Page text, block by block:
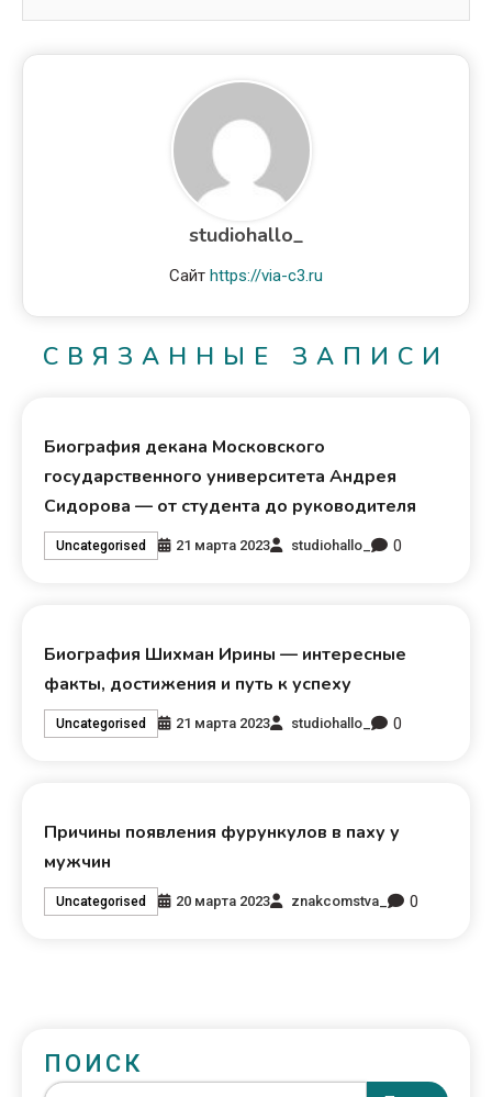
studiohallo_
Сайт https://via-c3.ru
СВЯЗАННЫЕ ЗАПИСИ
Биография декана Московского
государственного университета Андрея
Сидорова — от студента до руководителя
Uncategorised 21 марта 2023 studiohallo_ 0
Биография Шихман Ирины — интересные
факты, достижения и путь к успеху
Uncategorised 21 марта 2023 studiohallo_ 0
Причины появления фурункулов в паху у
мужчин
Uncategorised 20 марта 2023 znakcomstva_ 0
ПОИСК